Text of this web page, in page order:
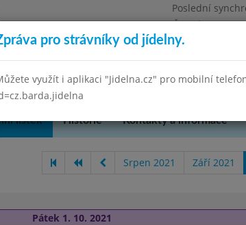
Poslední
Čtvrtek
5 - Hlubočepy, Hlubočepská 90,
lístek Historie Kontakty a informace
Srpen 2021 Září 2021
Pátek 1. 10. 2021
pro strávníky od jídelny.
využít i aplikaci "Jidelna.cz" pro mobilní